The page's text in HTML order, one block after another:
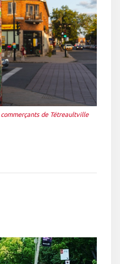
de Tétreaultville